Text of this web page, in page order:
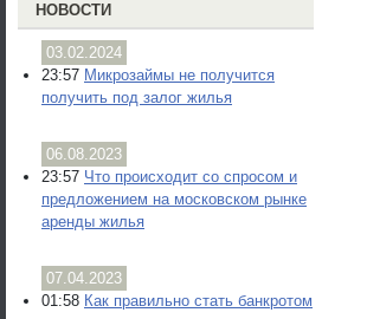
НОВОСТИ
03.02.2024
23:57 Микрозаймы не получится
получить под залог жилья
06.08.2023
23:57 Что происходит со спросом и
предложением на московском рынке
аренды жилья
07.04.2023
01:58 Как правильно стать банкротом